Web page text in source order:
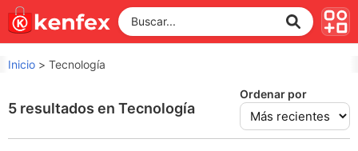
Inicio > Tecnología
5 resultados en Tecnología
Ordenar por